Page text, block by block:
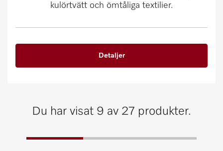
kulörtvätt och ömtåliga textilier.
Detaljer
Du har visat 9 av 27 produkter.